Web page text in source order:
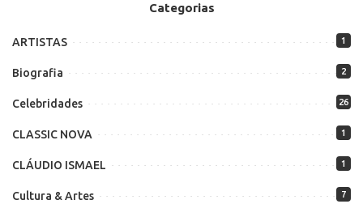
Categorias
ARTISTAS 1
Biografia 2
Celebridades 26
CLASSIC NOVA 1
CLÁUDIO ISMAEL 1
Cultura & Artes 7